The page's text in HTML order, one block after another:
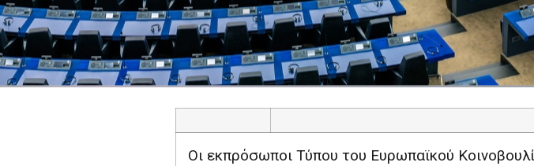
Οι εκπρόσωποι Τύπου του Ευρωπαϊκού